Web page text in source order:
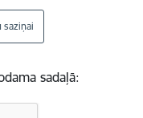
saziņai
sadaļā: